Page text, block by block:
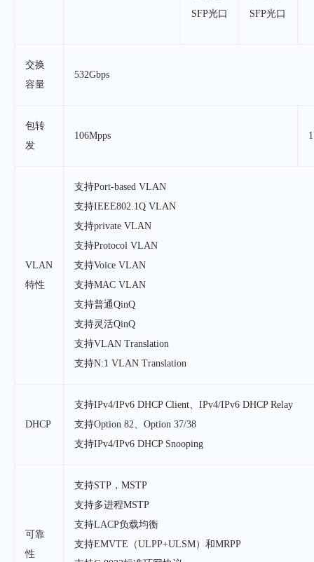
SFP光口
SFP光口
交换
容量
532Gbps
包转
发
106Mpps
VLAN
特性
支持Port-based VLAN
支持IEEE802.1Q VLAN
支持private VLAN
支持Protocol VLAN
支持Voice VLAN
支持MAC VLAN
支持普通QinQ
支持灵活QinQ
支持VLAN Translation
支持N:1 VLAN Translation
DHCP
支持IPv4/IPv6 DHCP Client、IPv4/IPv6 DHCP Relay
支持Option 82、Option 37/38
支持IPv4/IPv6 DHCP Snooping
可靠
性
支持STP，MSTP
支持多进程MSTP
支持LACP负载均衡
支持EMVTE（ULPP+ULSM）和MRPP